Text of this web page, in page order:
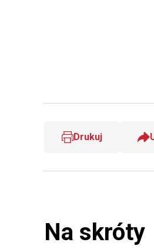
Drukuj
Na skróty